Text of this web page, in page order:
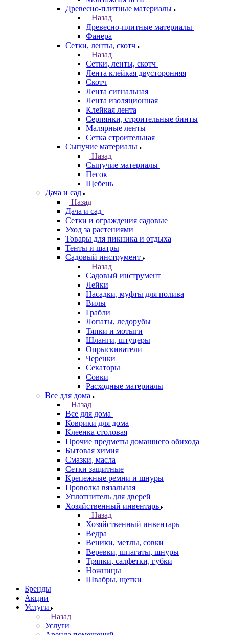
Древесно-плитные материалы
Назад
Древесно-плитные материалы
Фанера
Сетки, ленты, скотч
Назад
Сетки, ленты, скотч
Лента клейкая двусторонняя
Скотч
Лента сигнальная
Лента изоляционная
Клейкая лента
Серпянки, строительные бинты
Малярные ленты
Сетка строительная
Сыпучие материалы
Назад
Сыпучие материалы
Песок
Щебень
Дача и сад
Назад
Дача и сад
Сетки и ограждения садовые
Уход за растениями
Товары для пикника и отдыха
Тенты и шатры
Садовый инструмент
Назад
Садовый инструмент
Лейки
Насадки, муфты для полива
Вилы
Грабли
Лопаты, ледорубы
Тяпки и мотыги
Шланги, штуцеры
Опрыскиватели
Черенки
Секаторы
Совки
Расходные материалы
Все для дома
Назад
Все для дома
Коврики для дома
Клеенка столовая
Прочие предметы домашнего обихода
Бытовая химия
Смазки, масла
Сетки защитные
Крепежные ремни и шнуры
Проволка вязальная
Уплотнитель для дверей
Хозяйственный инвентарь
Назад
Хозяйственный инвентарь
Ведра
Веники, метлы, совки
Веревки, шпагаты, шнуры
Тряпки, салфетки, губки
Ножницы
Швабры, щетки
Бренды
Акции
Услуги
Назад
Услуги